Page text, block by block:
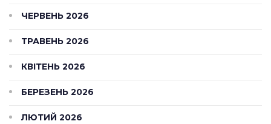
ЧЕРВЕНЬ 2026
ТРАВЕНЬ 2026
КВІТЕНЬ 2026
БЕРЕЗЕНЬ 2026
ЛЮТИЙ 2026